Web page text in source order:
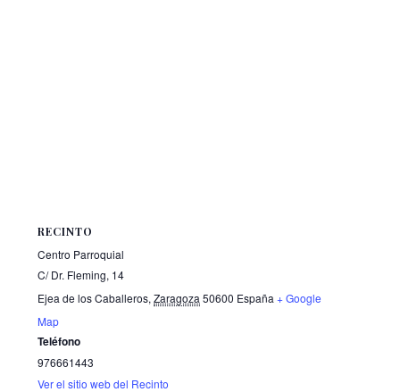
RECINTO
Centro Parroquial
C/ Dr. Fleming, 14
Ejea de los Caballeros, Zaragoza 50600 España + Google
Map
Teléfono
976661443
Ver el sitio web del Recinto